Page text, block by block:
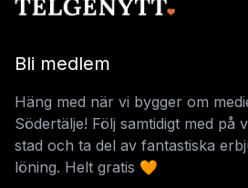
Bli medlem
Häng med när vi bygger om
Södertälje! Följ samtidigt med på
stad och ta del av fantastiska
löning. Helt gratis 🧡